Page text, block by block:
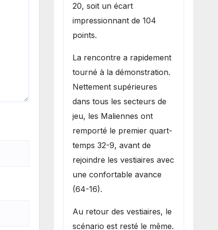
20, soit un écart
impressionnant de 104
points.
La rencontre a rapidement
tourné à la démonstration.
Nettement supérieures
dans tous les secteurs de
jeu, les Maliennes ont
remporté le premier quart-
temps 32-9, avant de
rejoindre les vestiaires avec
une confortable avance
(64-16).
Au retour des vestiaires, le
scénario est resté le même.